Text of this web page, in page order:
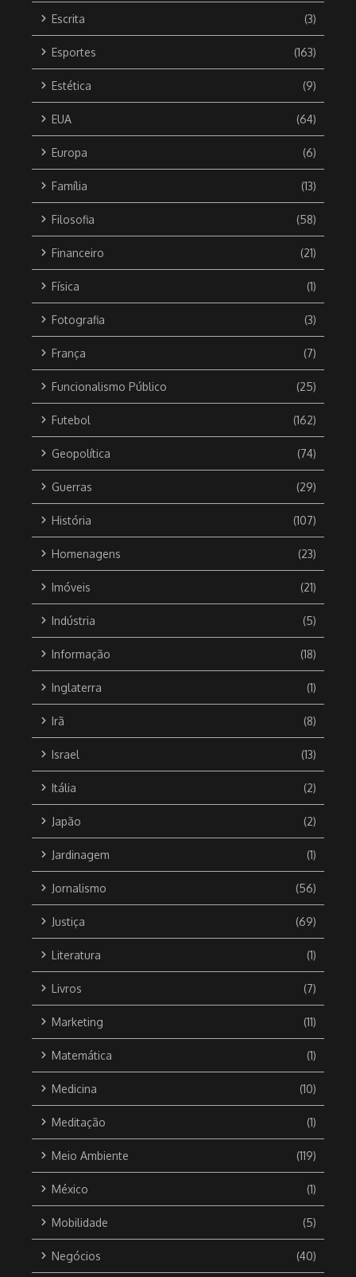
Escrita (3)
Esportes (163)
Estética (9)
EUA (64)
Europa (6)
Família (13)
Filosofia (58)
Financeiro (21)
Física (1)
Fotografia (3)
França (7)
Funcionalismo Público (25)
Futebol (162)
Geopolítica (74)
Guerras (29)
História (107)
Homenagens (23)
Imóveis (21)
Indústria (5)
Informação (18)
Inglaterra (1)
Irã (8)
Israel (13)
Itália (2)
Japão (2)
Jardinagem (1)
Jornalismo (56)
Justiça (69)
Literatura (1)
Livros (7)
Marketing (11)
Matemática (1)
Medicina (10)
Meditação (1)
Meio Ambiente (119)
México (1)
Mobilidade (5)
Negócios (40)